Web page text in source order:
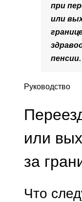
при
или
пенсии.
Руководство
или
за
Что